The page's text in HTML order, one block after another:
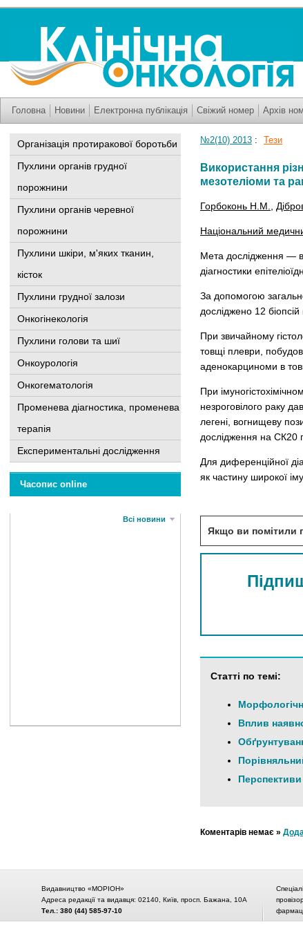
Головна Новини Електронна публікація Свіжий номер Архів
Організація протиракової боротьби
Пухлини органів грудної
порожнини
Пухлини органів черевної
порожнини
Пухлини шкіри, м'яких тканин,
кісток
Пухлини грудної залози
Онкогінекологія
Пухлини голови та шиї
Онкоурологія
Онкогематологія
Променева діагностика, променева
терапія
Експериментальні дослідження
Часопис online
Всі новини
№2(10) 2013 : Тези
Використання
мезотеліоми та
Горбоконь Н.М.
Національний
Мета дослідження —
діагностики
За допомогою
досліджено 12
При звичайному
товщі плеври,
аденокарциноми в
При
незроговілого раку
легені, вогнищеву
дослідження на СК20
Для диференційної
як частину широкої
Якщо ви помітили
Статті по темі:
Вплив
Перспективи
Коментарів немає »
Видавництво «МОРІОН»
Адреса редакції та видавця: 02140, Київ, просп. Бажана, 10А
Тел.: 380 (44) 585-97-10